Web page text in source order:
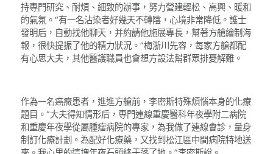
持專門研究、耐煩、細致的辦事，努力營建輕松、高興、暖和
的氣氛。“有一名沾染者好幾天不轉陰，心境非常降低。護士
發明后，自動找他聊天，并約請他施展專長，幫著方艙繪制海
報，很快提振了他的精力狀況。”梅浙川先容，每家方艙都配
有心思大夫，其他醫護職員也會想方設法幫群眾排憂解難。
作為一名癌癥患者，進進方艙前，李密斯特殊煩惱本身的化療
題目。“大夫得知情形后，專門連線重慶醫科年夜學附二病院
和重慶年夜學從屬腫瘤病院的專家，為我做了連線會診，量身
制訂化療計劃。為配好化療藥，又找到松江區中間病院特地送